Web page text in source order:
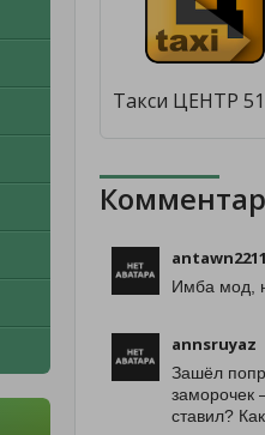
Имба мод,
annsruyaz
Зашёл
заморочек
ставил?